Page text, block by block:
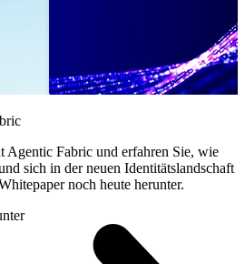
Agentic Fabric und erfahren Sie, wie
sich in der neuen Identitätslandschaft
noch heute herunter.